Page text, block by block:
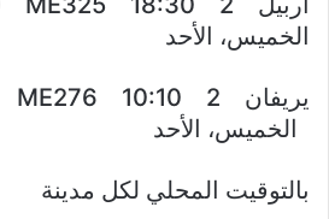
الخميس، الأحد
الخميس، الأحد
بالتوقيت المحلي لكل مدينة